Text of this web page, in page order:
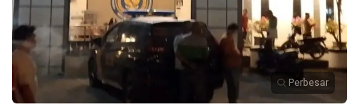
Perbesar